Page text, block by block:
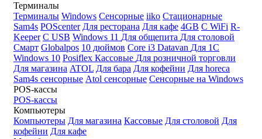
Терминалы
Терминалы Windows Сенсорные iiko Стационарные
Sam4s POScenter Для ресторана Для кафе 4GB С WiFi R-
Keeper С USB Windows 11 Для общепита Для столовой
Смарт Globalpos 10 дюймов Core i3 Datavan Для 1С
Windows 10 Posiflex Кассовые Для розничной торговли
Для магазина ATOL Для бара Для кофейни Для horeca
Sam4s сенсорные Atol сенсорные Сенсорные на Windows
POS-кассы
POS-кассы
Компьютеры
Компьютеры Для магазина Кассовые Для столовой Для
кофейни Для кафе